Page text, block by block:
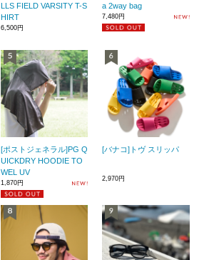
LLS FIELD VARSITY T-S
HIRT
6,500円
a 2way bag
7,480円
[ポストジェネラル]PG Q
UICKDRY HOODIE TO
WEL UV
1,870円
[バナコ]トヴ スリッパ
2,970円